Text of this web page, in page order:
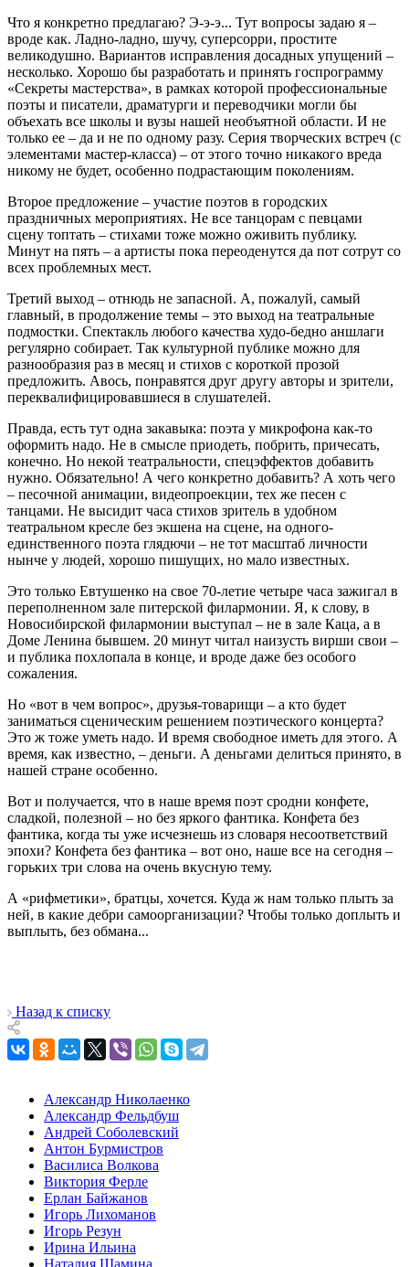
Что я конкретно предлагаю? Э-э-э... Тут вопросы задаю я –
вроде как. Ладно-ладно, шучу, суперсорри, простите
великодушно. Вариантов исправления досадных упущений –
несколько. Хорошо бы разработать и принять госпрограмму
«Секреты мастерства», в рамках которой профессиональные
поэты и писатели, драматурги и переводчики могли бы
объехать все школы и вузы нашей необъятной области. И не
только ее – да и не по одному разу. Серия творческих встреч (с
элементами мастер-класса) – от этого точно никакого вреда
никому не будет, особенно подрастающим поколениям.
Второе предложение – участие поэтов в городских
праздничных мероприятиях. Не все танцорам с певцами
сцену топтать – стихами тоже можно оживить публику.
Минут на пять – а артисты пока переоденутся да пот сотрут со
всех проблемных мест.
Третий выход – отнюдь не запасной. А, пожалуй, самый
главный, в продолжение темы – это выход на театральные
подмостки. Спектакль любого качества худо-бедно аншлаги
регулярно собирает. Так культурной публике можно для
разнообразия раз в месяц и стихов с короткой прозой
предложить. Авось, понравятся друг другу авторы и зрители,
переквалифицировавшиеся в слушателей.
Правда, есть тут одна закавыка: поэта у микрофона как-то
оформить надо. Не в смысле приодеть, побрить, причесать,
конечно. Но некой театральности, спецэффектов добавить
нужно. Обязательно! А чего конкретно добавить? А хоть чего
– песочной анимации, видеопроекции, тех же песен с
танцами. Не высидит часа стихов зритель в удобном
театральном кресле без экшена на сцене, на одного-
единственного поэта глядючи – не тот масштаб личности
нынче у людей, хорошо пишущих, но мало известных.
Это только Евтушенко на свое 70-летие четыре часа зажигал в
переполненном зале питерской филармонии. Я, к слову, в
Новосибирской филармонии выступал – не в зале Каца, а в
Доме Ленина бывшем. 20 минут читал наизусть вирши свои –
и публика похлопала в конце, и вроде даже без особого
сожаления.
Но «вот в чем вопрос», друзья-товарищи – а кто будет
заниматься сценическим решением поэтического концерта?
Это ж тоже уметь надо. И время свободное иметь для этого. А
время, как известно, – деньги. А деньгами делиться принято, в
нашей стране особенно.
Вот и получается, что в наше время поэт сродни конфете,
сладкой, полезной – но без яркого фантика. Конфета без
фантика, когда ты уже исчезнешь из словаря несоответствий
эпохи? Конфета без фантика – вот оно, наше все на сегодня –
горьких три слова на очень вкусную тему.
А «рифметики», братцы, хочется. Куда ж нам только плыть за
ней, в какие дебри самоорганизации? Чтобы только доплыть и
выплыть, без обмана...
Назад к списку
Александр Николаенко
Александр Фельдбуш
Андрей Соболевский
Антон Бурмистров
Василиса Волкова
Виктория Ферле
Ерлан Байжанов
Игорь Лихоманов
Игорь Резун
Ирина Ильина
Наталия Шамина